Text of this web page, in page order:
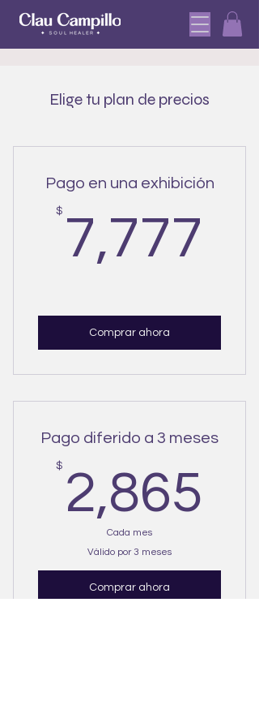
Elige tu plan de precios
Pago en una exhibición
$ 7,777
Comprar ahora
Pago diferido a 3 meses
$ 2,865
Cada mes
Válido por 3 meses
Comprar ahora